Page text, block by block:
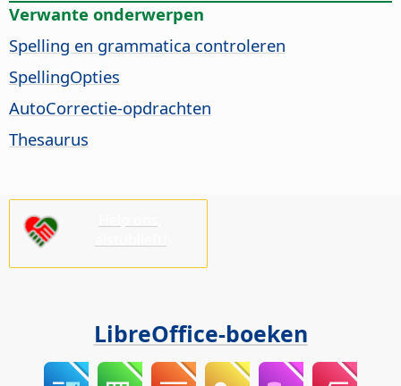
Verwante onderwerpen
Spelling en grammatica controleren
SpellingOpties
AutoCorrectie-opdrachten
Thesaurus
LibreOffice-boeken